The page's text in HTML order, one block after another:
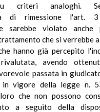
criteri analoghi.
di rimessione l'art.
sarebbe violato
che si verrebbe
hanno già percepito
avendo
passata in
in vigore della legge n.
che non possono
a seguito della